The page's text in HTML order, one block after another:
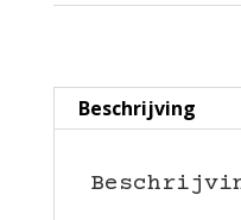
Beschrijving